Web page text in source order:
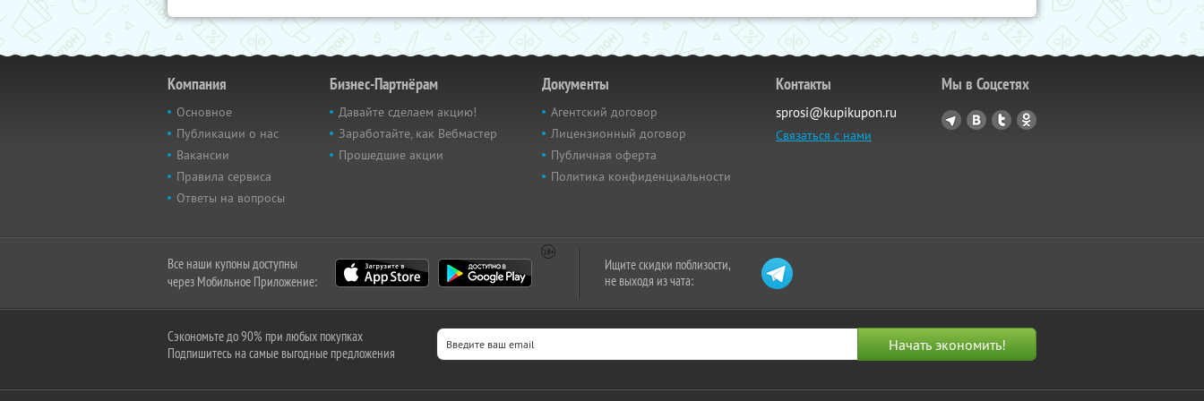
Компания
Основное
Публикации о нас
Вакансии
Правила сервиса
Ответы на вопросы
Бизнес-Партнёрам
Давайте сделаем акцию!
Заработайте, как Вебмастер
Прошедшие акции
Документы
Агентский договор
Лицензионный договор
Публичная оферта
Политика конфиденциальности
Контакты
sprosi@kupikupon.ru
Связаться с нами
Мы в Соцсетях
Все наши купоны доступны
через Мобильное Приложение:
Ищите скидки поблизости,
не выходя из чата:
Сэкономьте до 90% при любых покупках
Подпишитесь на самые выгодные предложения